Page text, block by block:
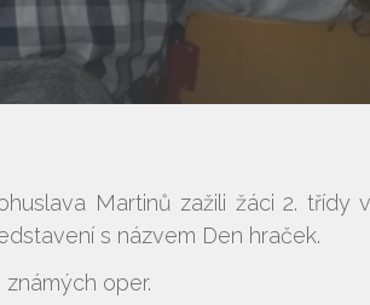
Martinů zažili žáci 2. třídy
s názvem Den hraček.
oper.